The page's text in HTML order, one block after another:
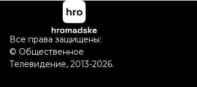
Все права защищены:
© Общественное
Телевидение, 2013-2026.